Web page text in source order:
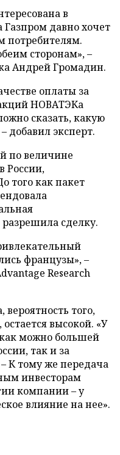
в
Газпром давно хочет
потребителям.
сторонам», –
Андрей Громадин.
оплаты за
НОВАТЭКа
сказать, какую
добавил эксперт.
по величине
России,
того как пакет
сделку.
французы», –
Research
того,
высокой. «У
как можно большей
так и за
К тому же передача
инвесторам
компании – у
влияние на нее».